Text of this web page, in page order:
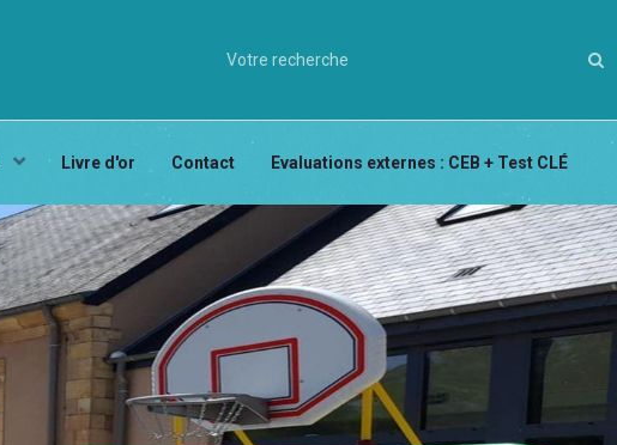
Livre d'or Contact Evaluations externes : CEB + Test CLÉ